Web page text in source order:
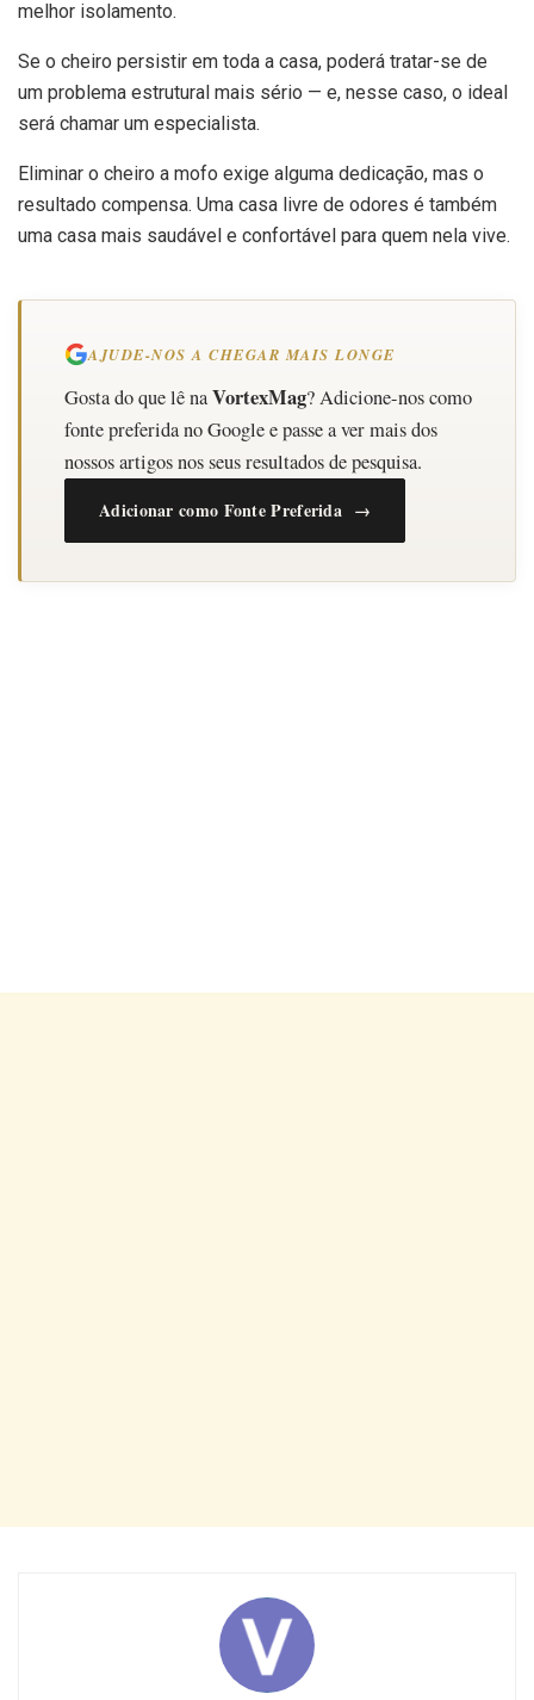
melhor isolamento.
Se o cheiro persistir em toda a casa, poderá tratar-se de
um problema estrutural mais sério — e, nesse caso, o ideal
será chamar um especialista.
Eliminar o cheiro a mofo exige alguma dedicação, mas o
resultado compensa. Uma casa livre de odores é também
uma casa mais saudável e confortável para quem nela vive.
AJUDE-NOS A CHEGAR MAIS LONGE
Gosta do que lê naVortexMag? Adicione-nos como
fonte preferida no Google e passe a ver mais dos
nossos artigos nos seus resultados de pesquisa.
Adicionar como Fonte Preferida →